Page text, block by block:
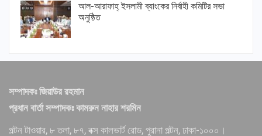
আল-আরাফাহ্ ইসলামী ব্যাংকের নির্বাহী কমিটির সভা
অনুষ্ঠিত
সম্পাদকঃ জিয়াউর রহমান
প্রধান বার্তা সম্পাদকঃ কামরুন নাহার শরমিন
পল্টন টাওয়ার, ৮ তলা, ৮৭, বক্স কালভার্ট রোড, পুরানা পল্টন, ঢাকা-১০০০।